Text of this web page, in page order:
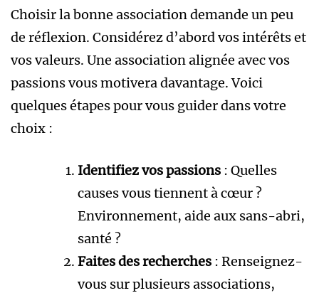
Choisir la bonne association demande un peu
de réflexion. Considérez d’abord vos intérêts et
vos valeurs. Une association alignée avec vos
passions vous motivera davantage. Voici
quelques étapes pour vous guider dans votre
choix :
Identifiez vos passions : Quelles
causes vous tiennent à cœur ?
Environnement, aide aux sans-abri,
santé ?
Faites des recherches : Renseignez-
vous sur plusieurs associations,